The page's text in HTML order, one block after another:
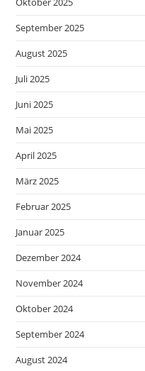
September 2025
August 2025
Juli 2025
Juni 2025
Mai 2025
April 2025
März 2025
Februar 2025
Januar 2025
Dezember 2024
November 2024
Oktober 2024
September 2024
August 2024